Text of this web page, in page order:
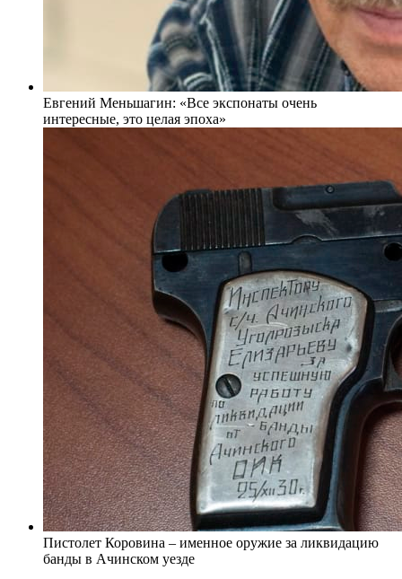
Евгений Меньшагин: «Все экспонаты очень
интересные, это целая эпоха»
Пистолет Коровина – именное оружие за ликвидацию
банды в Ачинском уезде